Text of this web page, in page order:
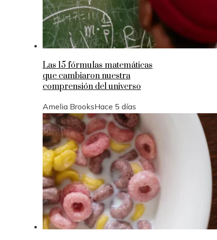
Las 15 fórmulas matemáticas
que cambiaron nuestra
comprensión del universo
Amelia BrooksHace 5 días